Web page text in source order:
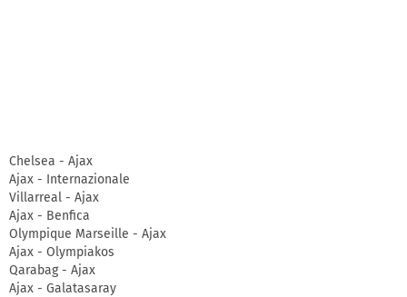
Chelsea - Ajax
Ajax - Internazionale
Villarreal - Ajax
Ajax - Benfica
Olympique Marseille - Ajax
Ajax - Olympiakos
Qarabag - Ajax
Ajax - Galatasaray